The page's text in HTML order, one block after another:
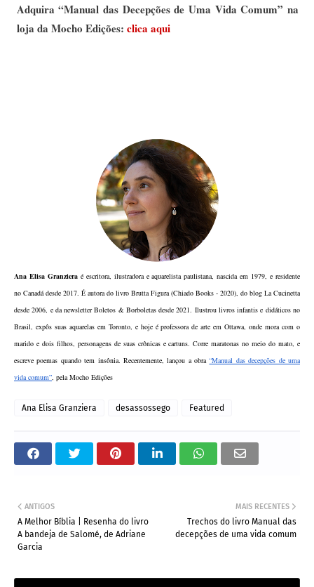
Adquira “Manual das Decepções de Uma Vida Comum” na
loja da Mocho Edições: clica aqui
Ana Elisa Granziera é escritora, ilustradora e aquarelista paulistana, nascida em 1979, e residente
no Canadá desde 2017. É autora do livro Brutta Figura (Chiado Books - 2020), do blog La Cucinetta
desde 2006, e da newsletter Boletos & Borboletas desde 2021. Ilustrou livros infantis e didáticos no
Brasil, expôs suas aquarelas em Toronto, e hoje é professora de arte em Ottawa, onde mora com o
marido e dois filhos, personagens de suas crônicas e cartuns. Corre maratonas no meio do mato, e
escreve poemas quando tem insônia. Recentemente, lançou a obra “Manual das decepções de uma
vida comum”, pela Mocho Edições
Ana Elisa Granziera desassossego Featured
MAIS RECENTES
Trechos do livro Manual das
decepções de uma vida comum
ANTIGOS
A Melhor Bíblia | Resenha do livro
A bandeja de Salomé, de Adriane
Garcia